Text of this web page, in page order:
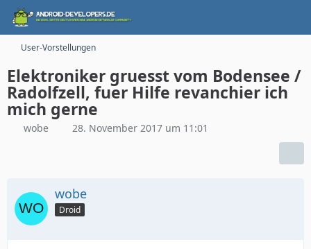
User-Vorstellungen
Elektroniker gruesst vom Bodensee /
Radolfzell, fuer Hilfe revanchier ich
mich gerne
wobe 28. November 2017 um 11:01
wobe
Droid